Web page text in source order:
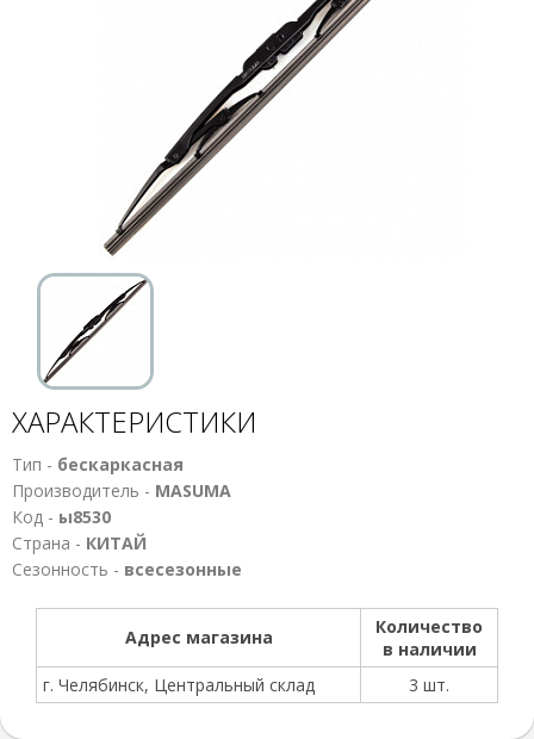
ХАРАКТЕРИСТИКИ
Тип - бескаркасная
Производитель - MASUMA
Код - ы8530
Страна - КИТАЙ
Сезонность - всесезонные
Адрес магазина
Количество
в наличии
г. Челябинск, Центральный склад
3 шт.